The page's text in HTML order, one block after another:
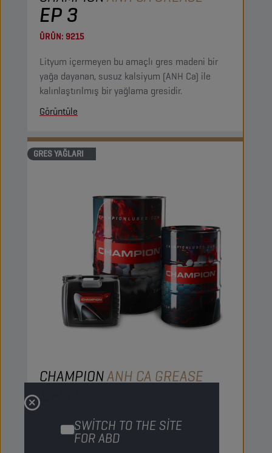
SWITCH TO THE SITE
FOR ABD
EP 3
ÜRÜN: 9215
Lityum içermeyen bu amaçlı gres madeni bir
yağa dayanan, susuz kalsiyum (ANH Ca) ile
kalınlaştırılmış bir yağlama gresidir.
Görüntüle
GRES YAĞLARI
CHAMPIONANH CA GREASE
EP 0
Lityum içermeyen bu amaçlı gres madeni bir